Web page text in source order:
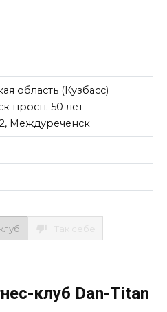
область (Кузбасс)
просп. 50 лет
Междуреченск
клуб Dan-Titan